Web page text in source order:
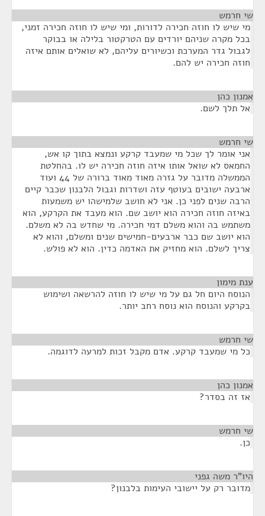
שי חרמש
מי שיש לו חוזה חכירה לדורות, ומי שיש לו חוזה חכירה זמני,
בכל מקרה שניהם יורדים עם הטרקטור בלילה או בבוקר
לגבול גדר המערכת וכשיורים עליהם, לא שואלים אותם איזה
חוזה חכירה יש להם.
אמנון כהן
אל תלך לשם.
שי חרמש
אני אומר לך שכל מי שמעבד קרקע ונמצא בתוך קו אש,
החמאס לא שואל אותו איזה חוזה חכירה יש לו. בהחלטת
הממשלה מדובר על גזרה מאוד מאוד ברורה של 44 ועוד
ארבעה ישובים בעוטף עזה ושדרות וגבול הלבנון שכבר קיים
הרבה שנים לפני כן. אני לא חושב שלמישהו יש משמעות
באיזה חוזה חכירה הוא יושב שם. הוא מעבד את הקרקע, הוא
משתמש בה והוא משלם דמי חכירה. מי שחדש בה לא משלם.
הוא יושב שם כבר ארבעים-חמישים שנים ומשלם, והוא לא
צריך לשלם. הוא מחזיק את האדמה כדין. הוא לא פולש.
ענת מימון
הנוסח היום חל גם על מי שיש לו חוזה להרשאה ושימוש
בקרקע והנוסח הוא נוסח רחב יותר.
שי חרמש
כל מי שמעבד קרקע. אדם מקבל זכות למרעה לדוגמה.
אמנון כהן
אז זה בסדר?
שי חרמש
כן.
היו"ר משה גפני
מדובר רק על יישובי העימות בלבנון?